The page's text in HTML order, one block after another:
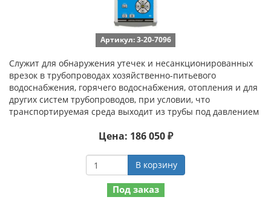
Артикул: 3-20-7096
Служит для обнаружения утечек и несанкционированных
врезок в трубопроводах хозяйственно-питьевого
водоснабжения, горячего водоснабжения, отопления и для
других систем трубопроводов, при условии, что
транспортируемая среда выходит из трубы под давлением
Цена: 186 050 ₽
В корзину
Под заказ